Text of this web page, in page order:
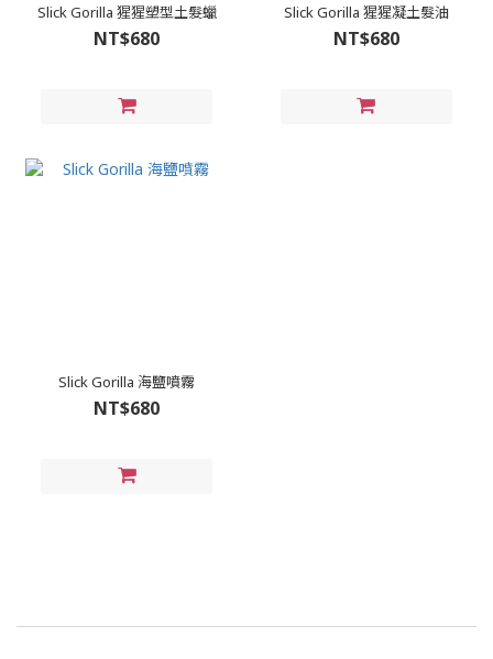
Slick Gorilla 猩猩塑型土髮蠟
NT$680
Slick Gorilla 猩猩凝土髮油
NT$680
Slick Gorilla 海鹽噴霧
NT$680